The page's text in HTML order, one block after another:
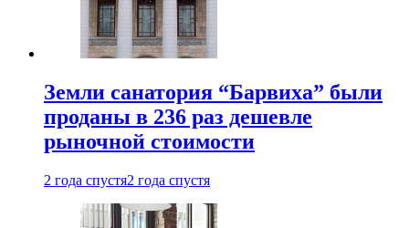
Земли санатория “Барвиха” были
проданы в 236 раз дешевле
рыночной стоимости
2 года спустя2 года спустя